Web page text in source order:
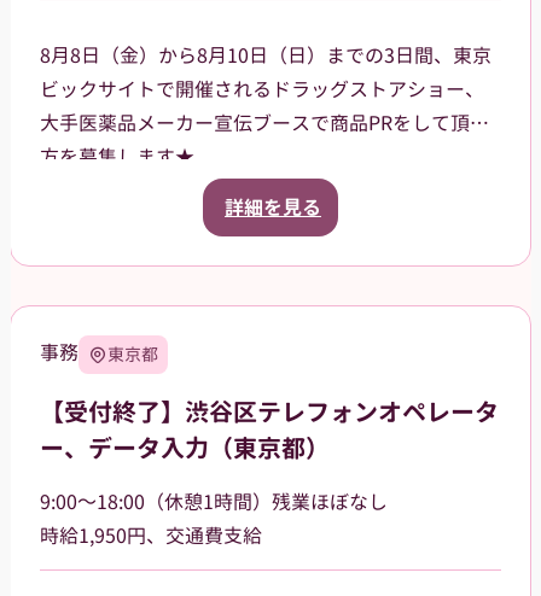
8月8日（金）から8月10日（日）までの3日間、東京
ビックサイトで開催されるドラッグストアショー、
大手医薬品メーカー宣伝ブースで商品PRをして頂く
方を募集します★
ご案内いただく商品は、CMなどでも知名度がある有
名な商品です。来場されたお客様に、お声掛けやサ
就業前にオンラインでの研修ありますので、初めて
★女性が活躍中のお仕事です★
詳細を見る
事務 東京都
【受付終了】渋谷区テレフォンオペレータ
ー、データ入力（東京都）
9:00～18:00（休憩1時間）残業ほぼなし
時給1,950円、交通費支給